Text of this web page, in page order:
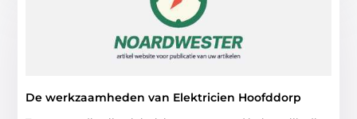
De werkzaamheden van Elektricien Hoofddorp